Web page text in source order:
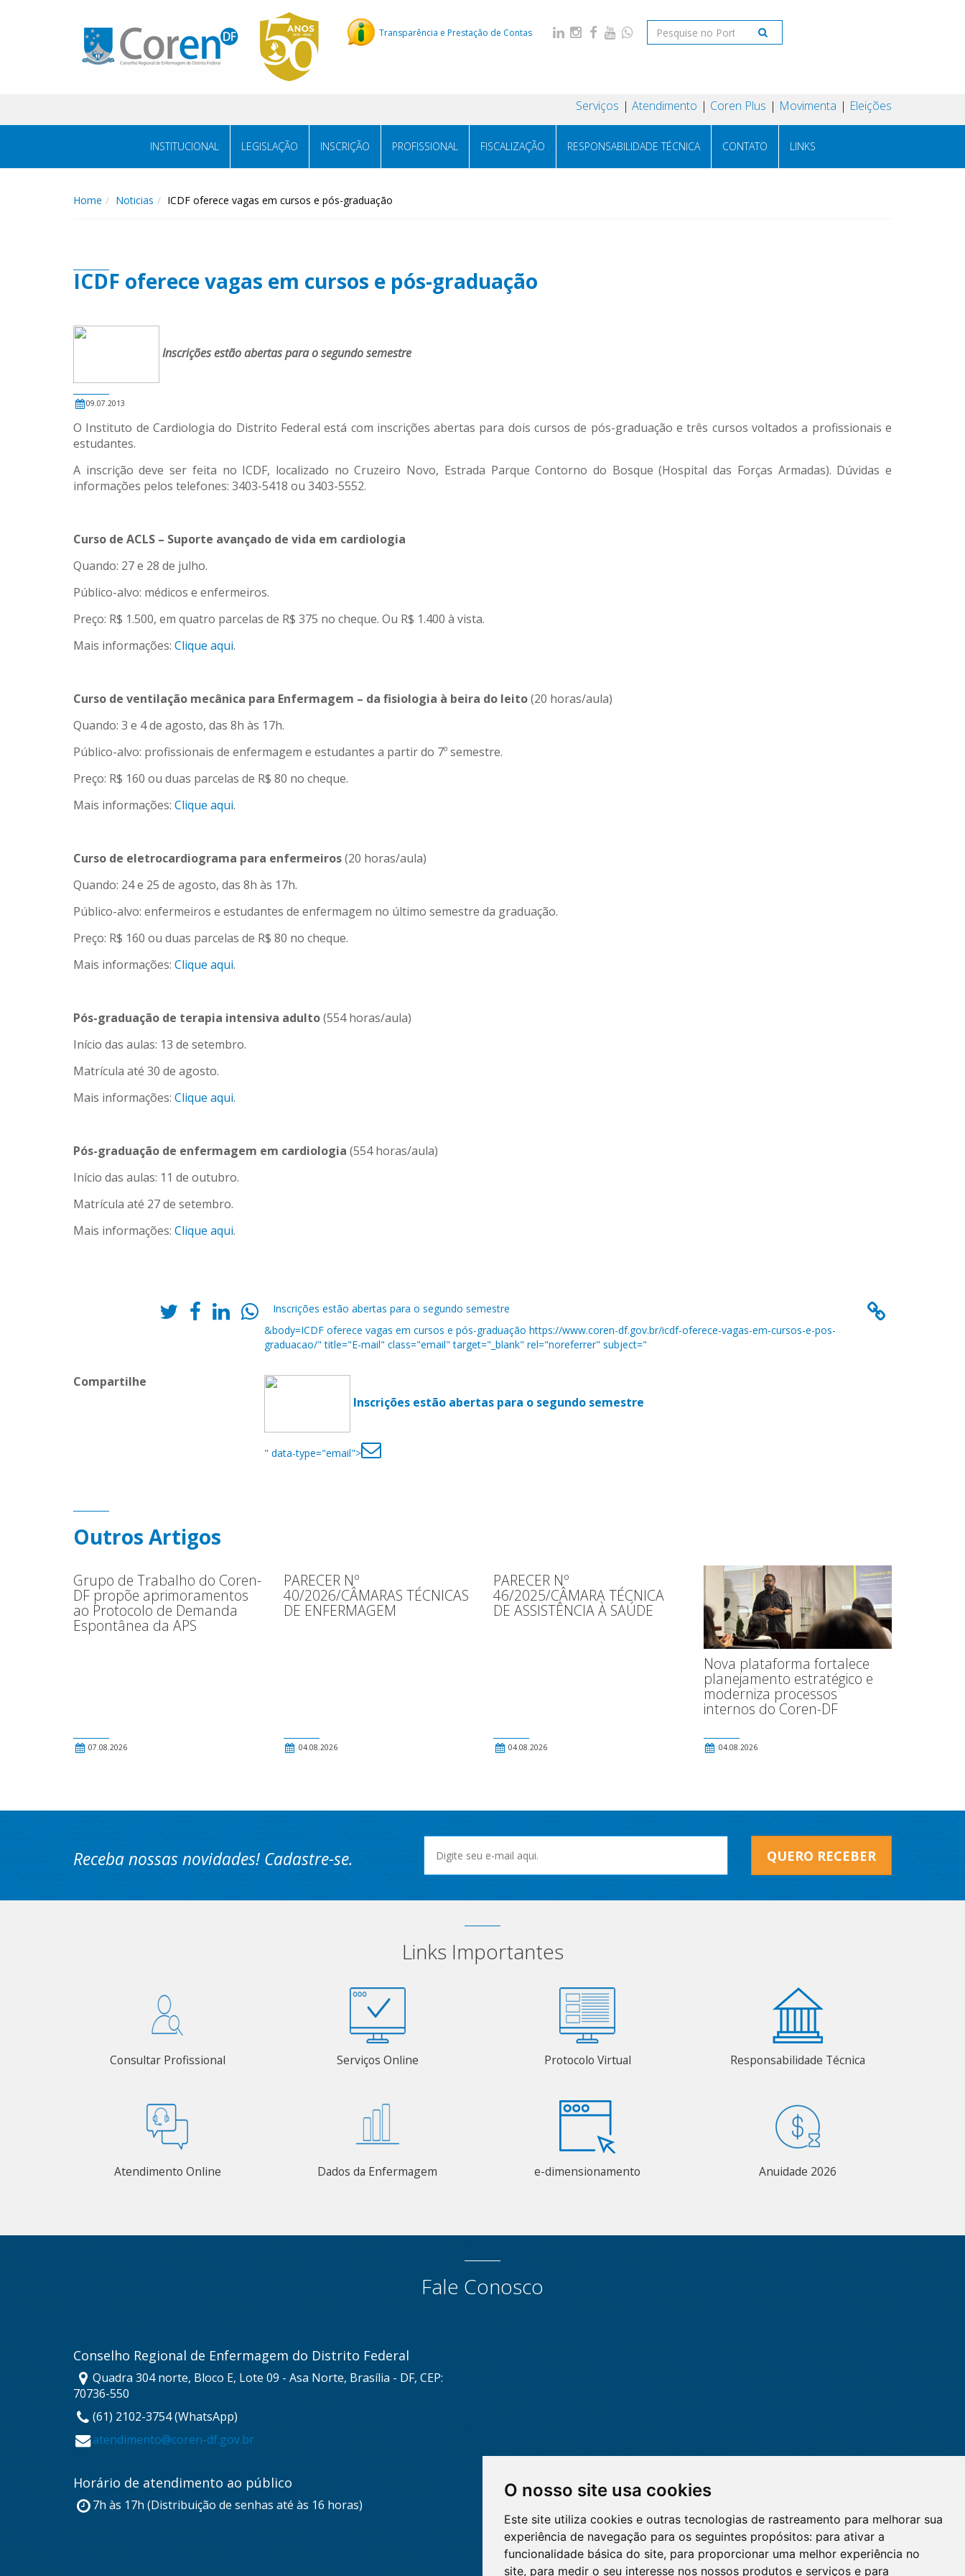
O nosso site usa cookies
Este site utiliza cookies e outras tecnologias de rastreamento para melhorar sua
experiência de navegação para os seguintes propósitos: para ativar a
funcionalidade básica do site, para proporcionar uma melhor experiência no
site, para medir o seu interesse nos nossos produtos e serviços e para
Transparência e Prestação de Contas
Serviços Atendimento Coren Plus Movimenta Eleições
INSTITUCIONAL LEGISLAÇÃO INSCRIÇÃO PROFISSIONAL FISCALIZAÇÃO RESPONSABILIDADE TÉCNICA CONTATO LINKS
Home Noticias ICDF oferece vagas em cursos e pós-graduação
ICDF oferece vagas em cursos e pós-graduação
Inscrições estão abertas para o segundo semestre
09.07.2013
O Instituto de Cardiologia do Distrito Federal está com inscrições abertas para dois cursos de pós-graduação e três cursos voltados a profissionais e
estudantes.
A inscrição deve ser feita no ICDF, localizado no Cruzeiro Novo, Estrada Parque Contorno do Bosque (Hospital das Forças Armadas). Dúvidas e
informações pelos telefones: 3403-5418 ou 3403-5552.
Curso de ACLS – Suporte avançado de vida em cardiologia
Quando: 27 e 28 de julho.
Público-alvo: médicos e enfermeiros.
Preço: R$ 1.500, em quatro parcelas de R$ 375 no cheque. Ou R$ 1.400 à vista.
Mais informações: Clique aqui.
Curso de ventilação mecânica para Enfermagem – da fisiologia à beira do leito(20 horas/aula)
Quando: 3 e 4 de agosto, das 8h às 17h.
Público-alvo: profissionais de enfermagem e estudantes a partir do 7º semestre.
Preço: R$ 160 ou duas parcelas de R$ 80 no cheque.
Mais informações: Clique aqui.
Curso de eletrocardiograma para enfermeiros(20 horas/aula)
Quando: 24 e 25 de agosto, das 8h às 17h.
Público-alvo: enfermeiros e estudantes de enfermagem no último semestre da graduação.
Preço: R$ 160 ou duas parcelas de R$ 80 no cheque.
Mais informações: Clique aqui.
Pós-graduação de terapia intensiva adulto(554 horas/aula)
Início das aulas: 13 de setembro.
Matrícula até 30 de agosto.
Mais informações: Clique aqui.
Pós-graduação de enfermagem em cardiologia (554 horas/aula)
Início das aulas: 11 de outubro.
Matrícula até 27 de setembro.
Mais informações: Clique aqui.
Compartilhe
Inscrições estão abertas para o segundo semestre
&body=ICDF oferece vagas em cursos e pós-graduação https://www.coren-df.gov.br/icdf-oferece-vagas-em-cursos-e-pos-
graduacao/" title="E-mail" class="email" target="_blank" rel="noreferrer" subject="
Inscrições estão abertas para o segundo semestre
" data-type="email">
Outros Artigos
Grupo de Trabalho do Coren-
DF propõe aprimoramentos
ao Protocolo de Demanda
Espontânea da APS
07.08.2026
PARECER Nº
40/2026/CÂMARAS TÉCNICAS
DE ENFERMAGEM
04.08.2026
PARECER Nº
46/2025/CÂMARA TÉCNICA
DE ASSISTÊNCIA À SAÚDE
04.08.2026
Nova plataforma fortalece
planejamento estratégico e
moderniza processos
internos do Coren-DF
04.08.2026
Receba nossas novidades! Cadastre-se. QUERO RECEBER
Links Importantes
Consultar Profissional Serviços Online Protocolo Virtual Responsabilidade Técnica
Atendimento Online Dados da Enfermagem e-dimensionamento Anuidade 2026
Fale Conosco
Conselho Regional de Enfermagem do Distrito Federal
Quadra 304 norte, Bloco E, Lote 09 - Asa Norte, Brasília - DF, CEP:
70736-550
(61) 2102-3754 (WhatsApp)
atendimento@coren-df.gov.br
Horário de atendimento ao público
7h às 17h (Distribuição de senhas até às 16 horas)